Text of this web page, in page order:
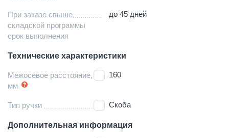
При заказе свыше
складской программы
срок выполнения
до 45 дней
Технические характеристики
Межосевое расстояние,
мм
160
Тип ручки Скоба
Дополнительная информация